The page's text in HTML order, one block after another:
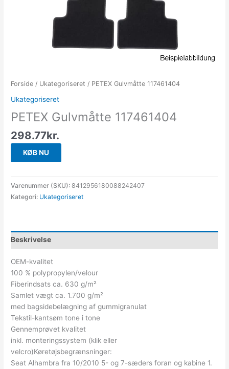
Forside / Ukategoriseret / PETEX Gulvmåtte 117461404
Ukategoriseret
PETEX Gulvmåtte 117461404
298.77kr.
KØB NU
Varenummer (SKU):8412956180088242407
Kategori: Ukategoriseret
Beskrivelse
OEM-kvalitet
100 % polypropylen/velour
Fiberindsats ca. 630 g/m²
Samlet vægt ca. 1.700 g/m²
med bagsidebelægning af gummigranulat
Tekstil-kantsøm tone i tone
Gennemprøvet kvalitet
inkl. monteringssystem (klik eller
velcro)Køretøjsbegrænsninger:
Seat Alhambra fra 10/2010 5- og 7-sæders foran og kabine 1.